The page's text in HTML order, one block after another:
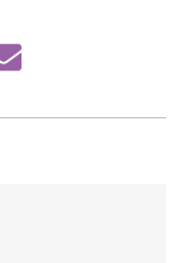
Share